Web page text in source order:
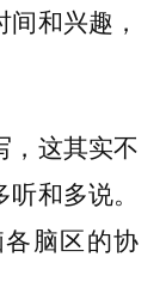
和兴趣，
，这其实不
和多说。
脑区的协